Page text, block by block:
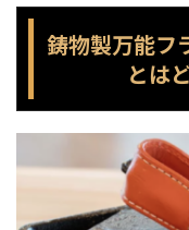
鋳物製万能フ
とは